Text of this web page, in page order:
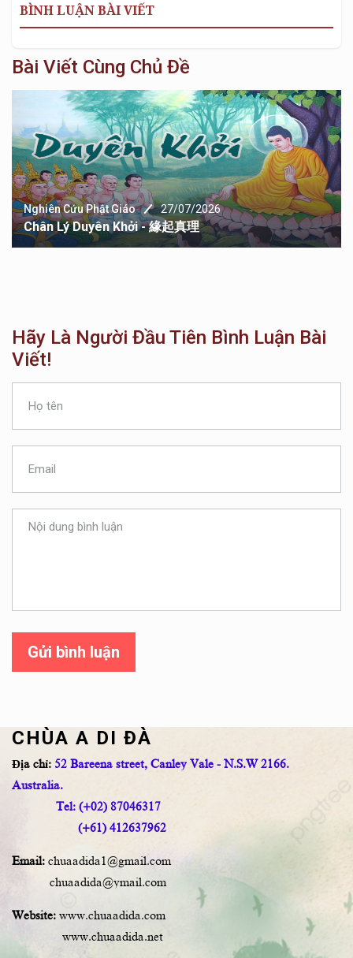
BÌNH LUẬN BÀI VIẾT
Bài Viết Cùng Chủ Đề
Nghiên Cứu Phật Giáo 23/06/2026
Tinh Yếu Giới - Luật 戒律精華
Hãy Là Người Đầu Tiên Bình Luận Bài
Viết!
Gửi bình luận
CHÙA A DI ĐÀ
Địa chỉ: 52 Bareena street, Canley Vale - N.S.W 2166.
Australia.
Tel: (+02) 87046317
(+61) 412637962
Email: chuaadida1@gmail.com
chuaadida@ymail.com
Website: www.chuaadida.com
www.chuaadida.net